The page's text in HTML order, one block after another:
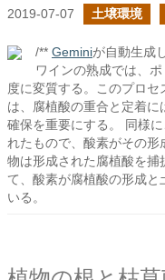
2019-07-07 土壌環境
/** Geminiが自動生成
ワインの熟成では、
度に変質する。このプロ
は、腐植酸の重合と定着
確保を重要にする。 同様
れたもので、酸素がその
物は形成された腐植酸を
て、酸素が腐植酸の形成
いる。